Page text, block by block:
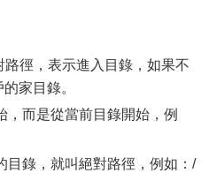
徑，表示進入目錄，如果不
家目錄。
，而是從當前目錄開始，例
目錄，就叫絕對路徑，例如：/